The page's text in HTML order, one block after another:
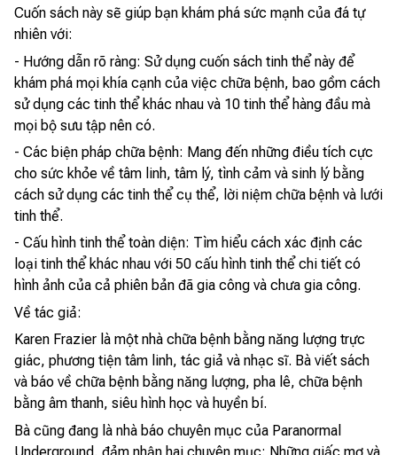
Cuốn sách này sẽ giúp bạn khám phá sức mạnh của đá tự
nhiên với:
- Hướng dẫn rõ ràng: Sử dụng cuốn sách tinh thể này để
khám phá mọi khía cạnh của việc chữa bệnh, bao gồm cách
sử dụng các tinh thể khác nhau và 10 tinh thể hàng đầu mà
mọi bộ sưu tập nên có.
- Các biện pháp chữa bệnh: Mang đến những điều tích cực
cho sức khỏe về tâm linh, tâm lý, tình cảm và sinh lý bằng
cách sử dụng các tinh thể cụ thể, lời niệm chữa bệnh và lưới
tinh thể.
- Cấu hình tinh thể toàn diện: Tìm hiểu cách xác định các
loại tinh thể khác nhau với 50 cấu hình tinh thể chi tiết có
hình ảnh của cả phiên bản đã gia công và chưa gia công.
Về tác giả:
Karen Frazier là một nhà chữa bệnh bằng năng lượng trực
giác, phương tiện tâm linh, tác giả và nhạc sĩ. Bà viết sách
và báo về chữa bệnh bằng năng lượng, pha lê, chữa bệnh
bằng âm thanh, siêu hình học và huyền bí.
Bà cũng đang là nhà báo chuyên mục của Paranormal
Underground, đảm nhận hai chuyên mục: Những giấc mơ và